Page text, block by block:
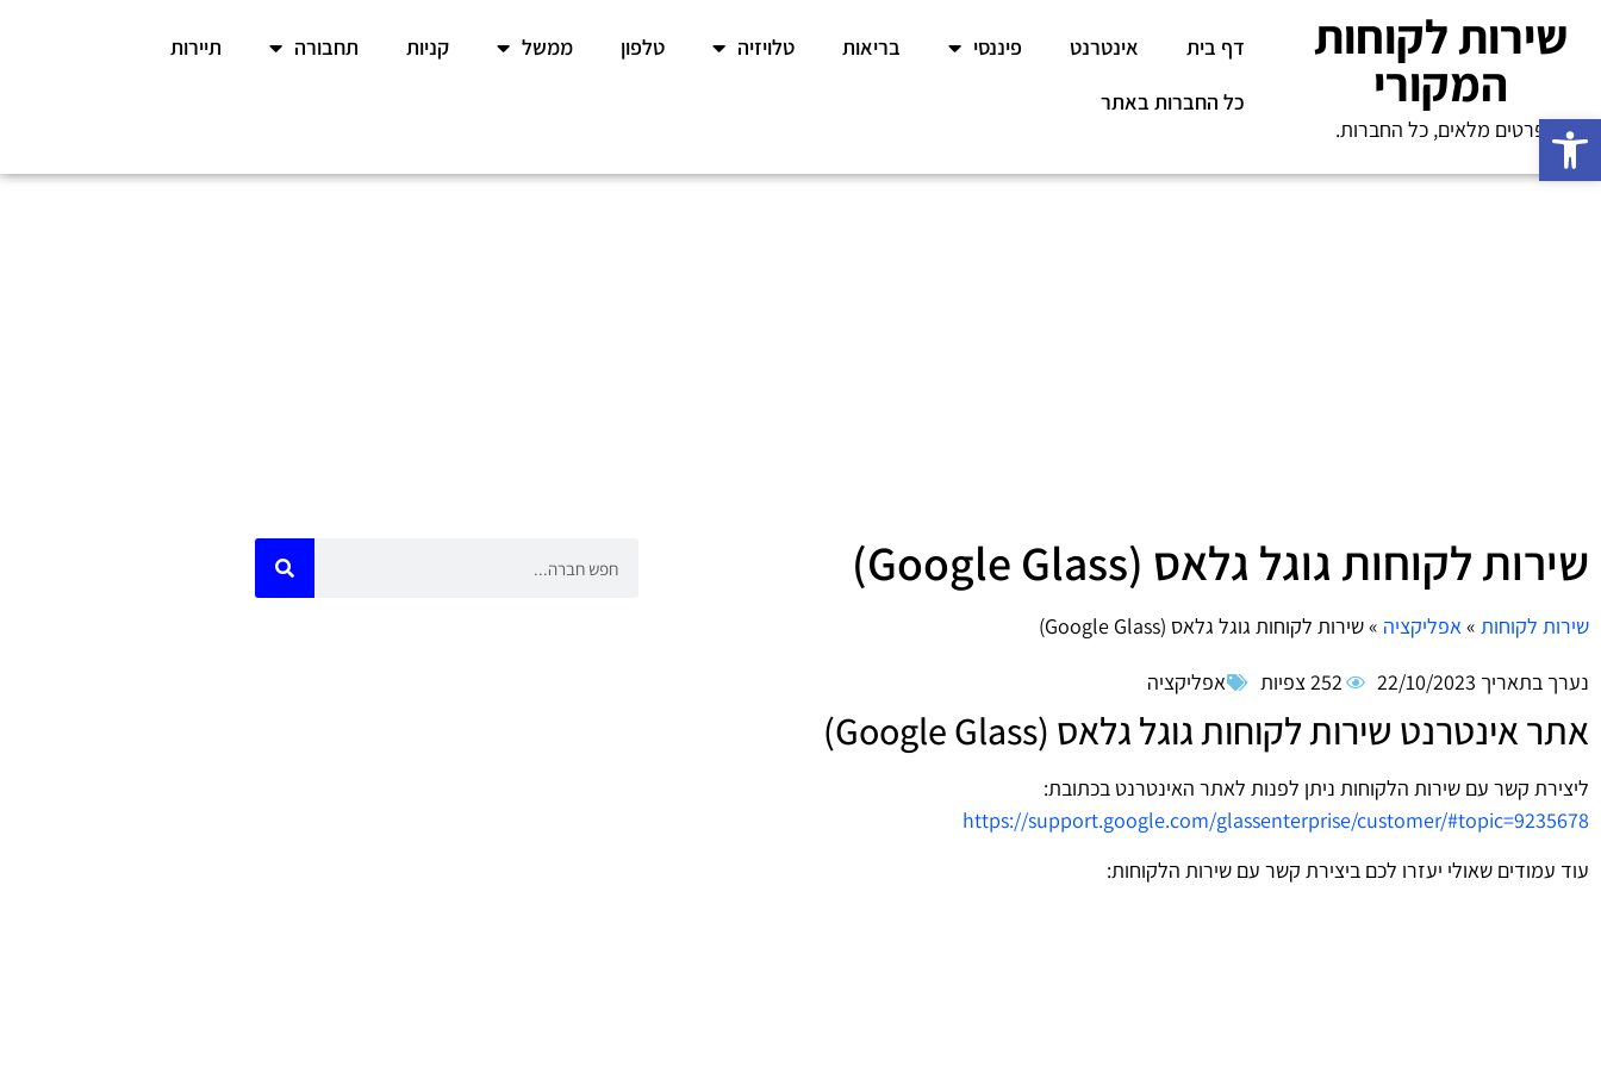
פתח סרגל נגישות
שירות לקוחות
המקורי
פרטים מלאים, כל החברות.
דף בית אינטרנט פיננסי בריאות טלויזיה טלפון ממשל קניות תחבורה
תיירות
כל החברות באתר
שירות לקוחות גוגל גלאס (Google Glass)
שירות לקוחות »אפליקציה »שירות לקוחות גוגל גלאס (Google Glass)
נערך בתאריך 22/10/2023 252 צפיות אפליקציה
אתר אינטרנט שירות לקוחות גוגל גלאס (Google Glass)
ליצירת קשר עם שירות הלקוחות ניתן לפנות לאתר האינטרנט בכתובת:
https://support.google.com/glassenterprise/customer/#topic=9235678
עוד עמודים שאולי יעזרו לכם ביצירת קשר עם שירות הלקוחות: